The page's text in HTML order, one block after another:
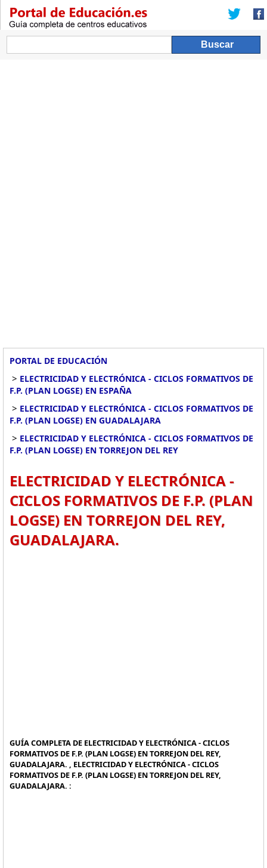
PORTAL DE EDUCACIÓN
> ELECTRICIDAD Y ELECTRÓNICA - CICLOS FORMATIVOS DE
F.P. (PLAN LOGSE) EN ESPAÑA
> ELECTRICIDAD Y ELECTRÓNICA - CICLOS FORMATIVOS DE
F.P. (PLAN LOGSE) EN GUADALAJARA
> ELECTRICIDAD Y ELECTRÓNICA - CICLOS FORMATIVOS DE
F.P. (PLAN LOGSE) EN TORREJON DEL REY
ELECTRICIDAD Y ELECTRÓNICA -
CICLOS FORMATIVOS DE F.P. (PLAN
LOGSE) EN TORREJON DEL REY,
GUADALAJARA.
GUÍA COMPLETA DE ELECTRICIDAD Y ELECTRÓNICA - CICLOS
FORMATIVOS DE F.P. (PLAN LOGSE) EN TORREJON DEL REY,
GUADALAJARA. , ELECTRICIDAD Y ELECTRÓNICA - CICLOS
FORMATIVOS DE F.P. (PLAN LOGSE) EN TORREJON DEL REY,
GUADALAJARA. :